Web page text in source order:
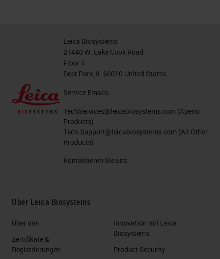
Leica Biosystems
21440 W. Lake Cook Road
Floor 5
Deer Park, IL 60010 United States
Service Emails:
TechServices@leicabiosystems.com (Aperio
Products)
Tech.Support@leicabiosystems.com (All Other
Products)
Kontaktieren Sie uns
Über Leica Biosystems
Über uns
Zertifikate &
Registrierungen
Innovation mit Leica
Biosystems
Product Security